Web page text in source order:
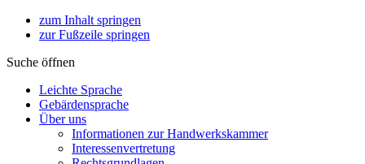
zum Inhalt springen
zur Fußzeile springen
Suche öffnen
Leichte Sprache
Gebärdensprache
Über uns
Informationen zur Handwerkskammer
Interessenvertretung